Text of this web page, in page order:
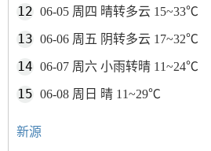
06-05 周四 晴转多云 15~33℃
06-06 周五 阴转多云 17~32℃
06-07 周六 小雨转晴 11~24℃
06-08 周日 晴 11~29℃
新源